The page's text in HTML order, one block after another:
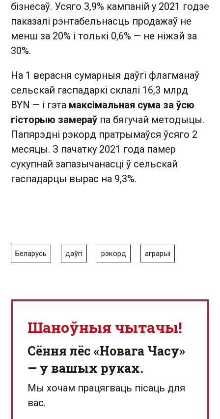
бізнесаў. Усяго 3,9% кампаній у 2021 годзе
паказалі рэнтабельнасць продажаў не
менш за 20% і толькі 0,6% — не ніжэй за
30%.
На 1 верасня сумарныя даўгі флагманаў
сельскай гаспадаркі склалі 16,3 млрд
BYN — і гэта максімальная сума за ўсю
гісторыю замераў па бягучай методыцы.
Папярэдні рэкорд пратрымаўся ўсяго 2
месяцы. З пачатку 2021 года памер
сукупнай запазычанасці ў сельскай
гаспадарцы вырас на 9,3%.
Беларусь даўгі рэкорд аграрыі
Шаноўныя чытачы!
Сёння лёс «Новага Часу»
— у вашых руках.
Мы хочам працягваць пісаць для
вас.